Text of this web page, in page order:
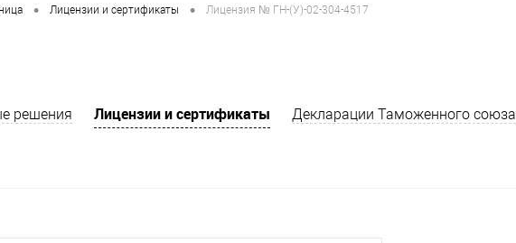
• Лицензии и сертификаты • Лицензия № ГН-(У)-02-304-4517
решения Лицензии и сертификаты Декларации Таможенного союза